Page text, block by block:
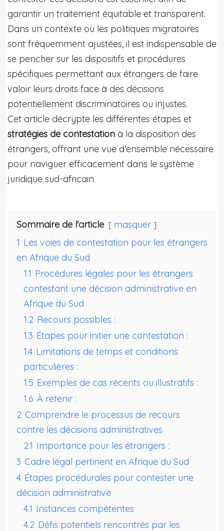
garantir un traitement équitable et transparent.
Dans un contexte où les politiques migratoires
sont fréquemment ajustées, il est indispensable de
se pencher sur les dispositifs et procédures
spécifiques permettant aux étrangers de faire
valoir leurs droits face à des décisions
potentiellement discriminatoires ou injustes.
Cet article décrypte les différentes étapes et
stratégies de contestation à la disposition des
étrangers, offrant une vue d’ensemble nécessaire
pour naviguer efficacement dans le système
juridique sud-africain.
Sommaire de l'article
masquer
1 Les voies de contestation pour les étrangers
en Afrique du Sud
1.1 Procédures légales pour les étrangers
contestant une décision administrative en
Afrique du Sud
1.2 Recours possibles :
1.3 Étapes pour initier une contestation :
1.4 Limitations de temps et conditions
particulières :
1.5 Exemples de cas récents ou illustratifs :
1.6 À retenir :
2 Comprendre le processus de recours
contre les décisions administratives
2.1 Importance pour les étrangers :
3 Cadre légal pertinent en Afrique du Sud
4 Étapes procédurales pour contester une
décision administrative
4.1 Instances compétentes
4.2 Défis potentiels rencontrés par les